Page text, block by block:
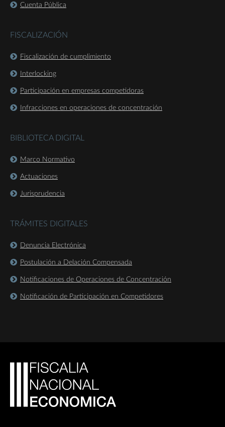
Cuenta Pública
FISCALIZACIÓN
Fiscalización de cumplimiento
Interlocking
Participación en empresas competidoras
Infracciones en operaciones de concentración
BIBLIOTECA DIGITAL
Marco Normativo
Actuaciones
Jurisprudencia
TRÁMITES DIGITALES
Denuncia Electrónica
Postulación a Delación Compensada
Notificaciones de Operaciones de Concentración
Notificación de Participación en Competidores